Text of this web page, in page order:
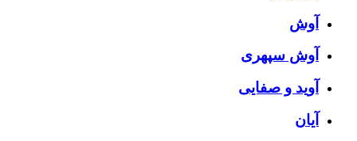
آوش
آوش سپهری
آوید و صفایی
آیان